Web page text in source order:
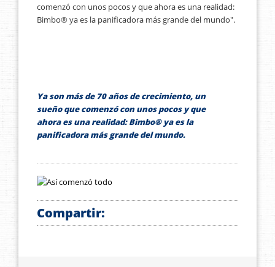
comenzó con unos pocos y que ahora es una realidad:
Bimbo® ya es la panificadora más grande del mundo".
Ya son más de 70 años de crecimiento, un
sueño que comenzó con unos pocos y que
ahora es una realidad: Bimbo® ya es la
panificadora más grande del mundo.
Compartir: